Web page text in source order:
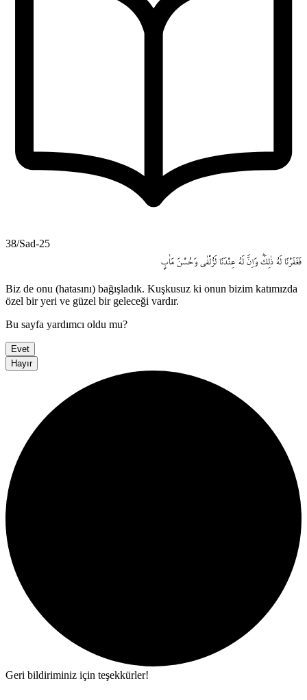
38/Sad-25
فَغَفَرْنَا لَهُ ذٰلِكَۜ وَاِنَّ لَهُ عِنْدَنَا لَزُلْفٰى وَحُسْنَ مَاٰبٍ
Biz de onu (hatasını) bağışladık. Kuşkusuz ki onun bizim katımızda
özel bir yeri ve güzel bir geleceği vardır.
Bu sayfa yardımcı oldu mu?
Evet
Hayır
Geri bildiriminiz için teşekkürler!